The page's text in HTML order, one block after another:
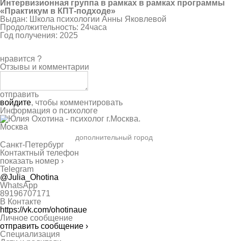
Интервизионная группа в рамках в рамках программы
«Практикум в КПТ-подходе»
Выдан: Школа психологии Анны Яковлевой
Продолжительность: 24часа
Год получения: 2025
нравится ?
Отзывы и комментарии
отправить
войдите, чтобы комментировать
Информация о психологе
Москва
дополнительный город
Санкт-Петербург
Контактный телефон
показать номер ›
Telegram
@Julia_Ohotina
WhatsApp
89196707171
В Контакте
https://vk.com/ohotinaue
Личное сообщение
отправить сообщение ›
Специализация